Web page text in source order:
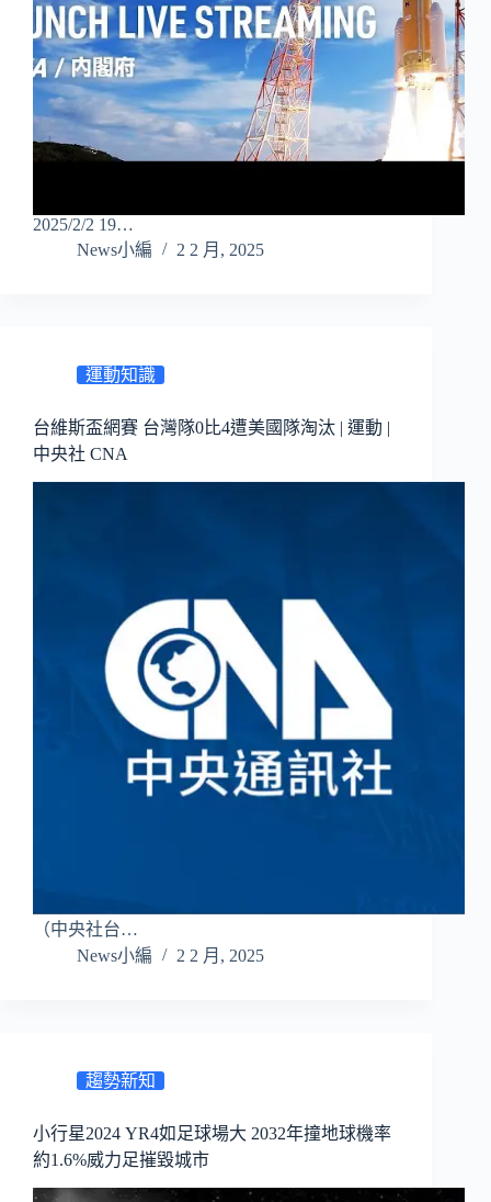
2025/2/2 19…
News小編
2 2 月, 2025
運動知識
台維斯盃網賽 台灣隊0比4遭美國隊淘汰 | 運動 |
中央社 CNA
（中央社台…
News小編
2 2 月, 2025
趨勢新知
小行星2024 YR4如足球場大 2032年撞地球機率
約1.6%威力足摧毀城市